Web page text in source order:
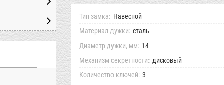
Тип замка: Навесной
Материал дужки: сталь
Диаметр дужки, мм: 14
Механизм секретности: дисковый
Количество ключей: 3